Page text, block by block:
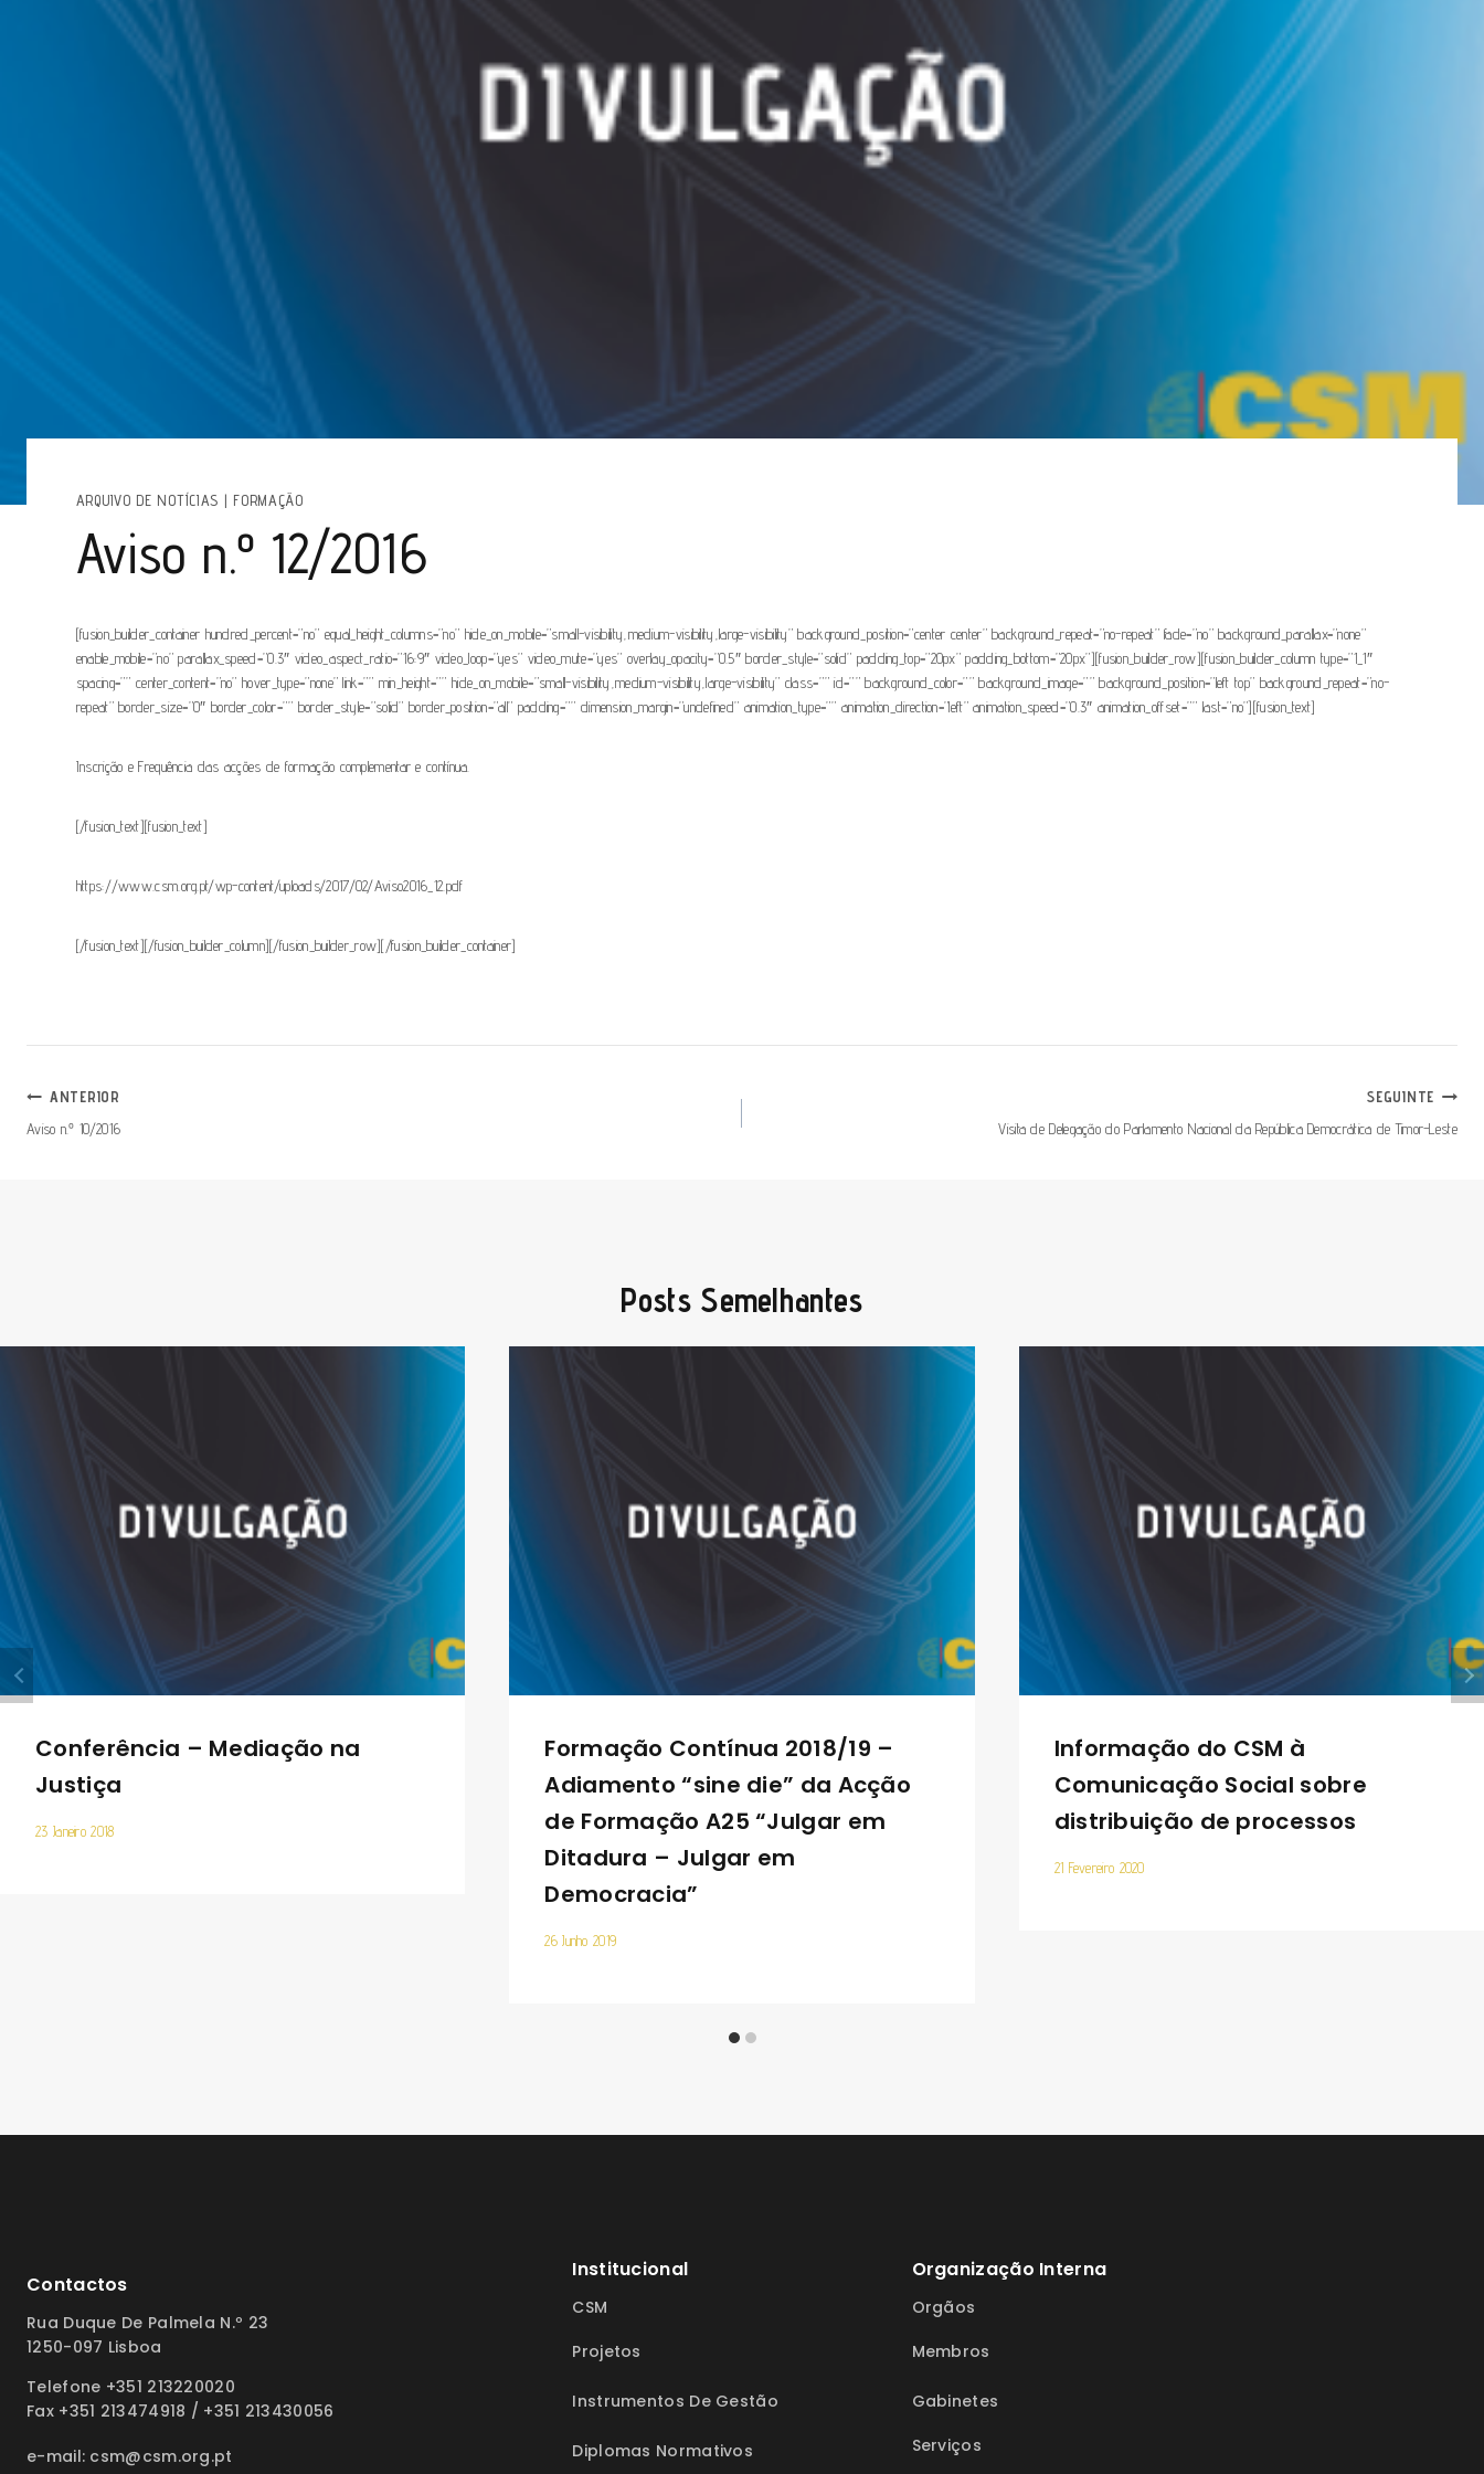
ARQUIVO DE NOTÍCIAS | FORMAÇÃO
Aviso n.º 12/2016
[fusion_builder_container hundred_percent=”no” equal_height_columns=”no” hide_on_mobile=”small-visibility,medium-visibility,large-visibility” background_position=”center center” background_repeat=”no-repeat” fade=”no” background_parallax=”none”
enable_mobile=”no” parallax_speed=”0.3″ video_aspect_ratio=”16:9″ video_loop=”yes” video_mute=”yes” overlay_opacity=”0.5″ border_style=”solid” padding_top=”20px” padding_bottom=”20px”][fusion_builder_row][fusion_builder_column type=”1_1″
spacing=”” center_content=”no” hover_type=”none” link=”” min_height=”” hide_on_mobile=”small-visibility,medium-visibility,large-visibility” class=”” id=”” background_color=”” background_image=”” background_position=”left top” background_repeat=”no-
repeat” border_size=”0″ border_color=”” border_style=”solid” border_position=”all” padding=”” dimension_margin=”undefined” animation_type=”” animation_direction=”left” animation_speed=”0.3″ animation_offset=”” last=”no”][fusion_text]
Inscrição e Frequência das acções de formação complementar e contínua.
[/fusion_text][fusion_text]
https://www.csm.org.pt/wp-content/uploads/2017/02/Aviso2016_12.pdf
[/fusion_text][/fusion_builder_column][/fusion_builder_row][/fusion_builder_container]
Navegação
ANTERIOR
Aviso n.º 10/2016
SEGUINTE
Visita de Delegação do Parlamento Nacional da República Democrática de Timor-Leste
Posts Semelhantes
Conferência – Mediação na
Justiça
23 Janeiro 2018
Formação Contínua 2018/19 –
Adiamento “sine die” da Acção
de Formação A25 “Julgar em
Ditadura – Julgar em
Democracia”
26 Junho 2019
Informação do CSM à
Comunicação Social sobre
distribuição de processos
21 Fevereiro 2020
Contactos
Rua Duque De Palmela N.º 23
1250-097 Lisboa
Telefone +351 213220020
Fax +351 213474918 / +351 213430056
e-mail: csm@csm.org.pt
Institucional
CSM
Projetos
Instrumentos De Gestão
Diplomas Normativos
Organização Interna
Orgãos
Membros
Gabinetes
Serviços